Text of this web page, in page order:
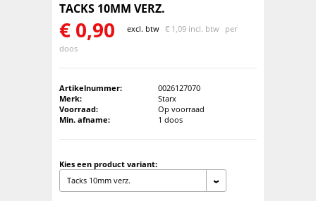
TACKS 10MM VERZ.
€ 0,90 excl. btw € 1,09 incl. btw per
doos
Artikelnummer:
0026127070
Merk:
Starx
Voorraad:
Op voorraad
Min. afname:
1 doos
Kies een product variant:
Tacks 10mm verz.